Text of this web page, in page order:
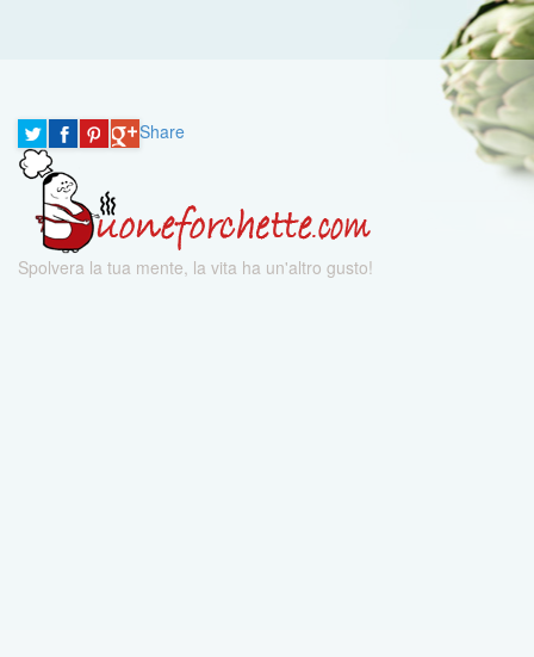
Share
Spolvera la tua mente, la vita ha un'altro gusto!